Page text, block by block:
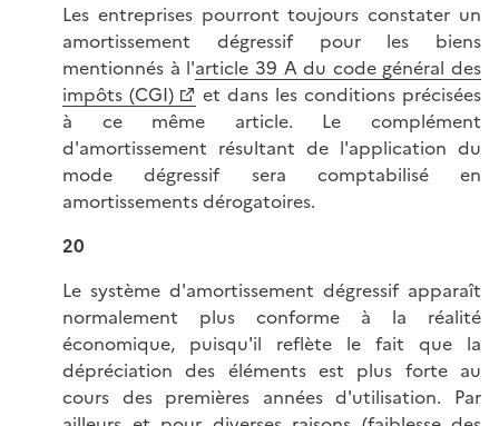
Les entreprises pourront toujours constater un
amortissement dégressif pour les biens
mentionnés à l'article 39 A du code général des
impôts (CGI)
et dans les conditions précisées
à ce même article. Le complément
d'amortissement résultant de l'application du
mode dégressif sera comptabilisé en
amortissements dérogatoires.
20
Le système d'amortissement dégressif apparaît
normalement plus conforme à la réalité
économique, puisqu'il reflète le fait que la
dépréciation des éléments est plus forte au
cours des premières années d'utilisation. Par